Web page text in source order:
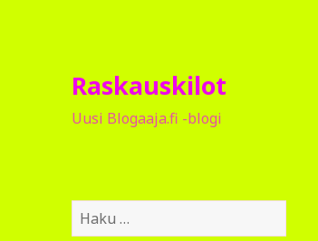
Raskauskilot
Uusi Blogaaja.fi -blogi
H
a